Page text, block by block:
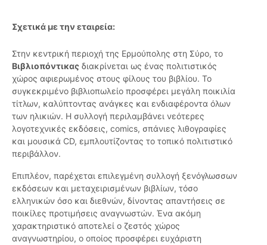
Σχετικά με την εταιρεία:
Στην κεντρική περιοχή της Ερμούπολης στη Σύρο, το
Βιβλιοπόντικας διακρίνεται ως ένας πολιτιστικός
χώρος αφιερωμένος στους φίλους του βιβλίου. Το
συγκεκριμένο βιβλιοπωλείο προσφέρει μεγάλη ποικιλία
τίτλων, καλύπτοντας ανάγκες και ενδιαφέροντα όλων
των ηλικιών. Η συλλογή περιλαμβάνει νεότερες
λογοτεχνικές εκδόσεις, comics, σπάνιες λιθογραφίες
και μουσικά CD, εμπλουτίζοντας το τοπικό πολιτιστικό
περιβάλλον.
Επιπλέον, παρέχεται επιλεγμένη συλλογή ξενόγλωσσων
εκδόσεων και μεταχειρισμένων βιβλίων, τόσο
ελληνικών όσο και διεθνών, δίνοντας απαντήσεις σε
ποικίλες προτιμήσεις αναγνωστών. Ένα ακόμη
χαρακτηριστικό αποτελεί ο ζεστός χώρος
αναγνωστηρίου, ο οποίος προσφέρει ευχάριστη